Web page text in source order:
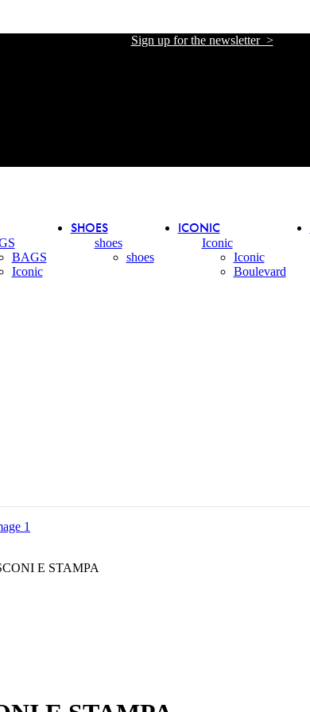
Sign up for the newsletter >
BAGS
Iconic
SHOES
shoes
shoes
ICONIC
Iconic
Iconic
Boulevard
E STAMPA